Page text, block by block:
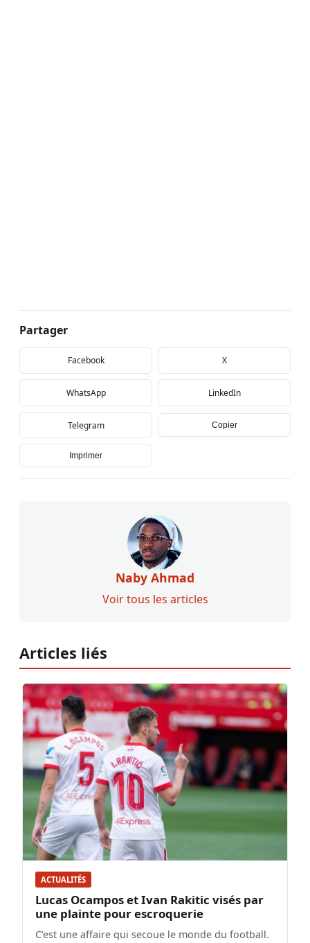
Partager
Facebook X
WhatsApp LinkedIn
Telegram Copier
Imprimer
Naby Ahmad
Voir tous les articles
Articles liés
ACTUALITÉS
Lucas Ocampos et Ivan Rakitic visés par
une plainte pour escroquerie
C’est une affaire qui secoue le monde du football.